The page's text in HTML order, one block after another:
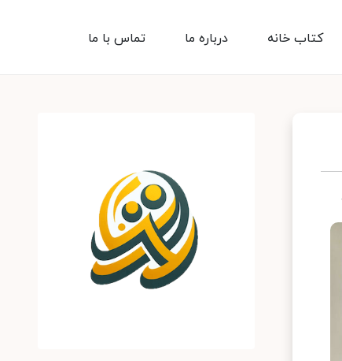
تماس با ما درباره ما کتاب خانه